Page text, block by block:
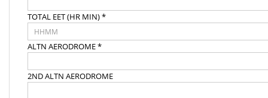
TOTAL EET (HR MIN) *
ALTN AERODROME *
2ND ALTN AERODROME